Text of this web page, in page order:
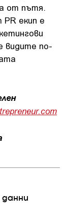
от пътя.
екип е
видите по-